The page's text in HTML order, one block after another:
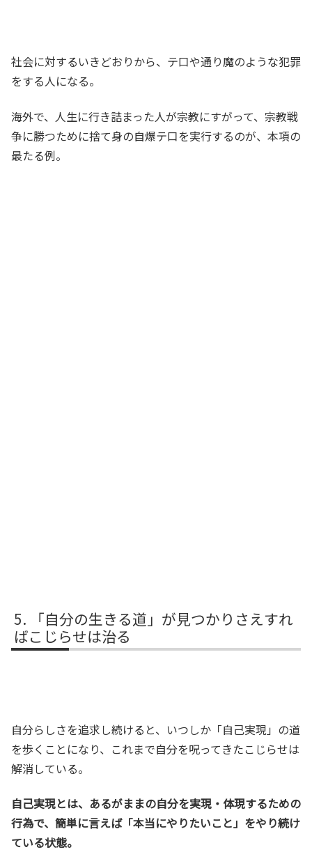
社会に対するいきどおりから、テ口や通り魔のような犯罪
をする人になる。
海外で、人生に行き詰まった人が宗教にすがって、宗教戦
争に勝つために捨て身の自爆テ口を実行するのが、本項の
最たる例。
「自分の生きる道」が見つかりさえすれ
ばこじらせは治る
自分らしさを追求し続けると、いつしか「自己実現」の道
を歩くことになり、これまで自分を呪ってきたこじらせは
解消している。
自己実現とは、あるがままの自分を実現・体現するための
行為で、簡単に言えば「本当にやりたいこと」をやり続け
ている状態。